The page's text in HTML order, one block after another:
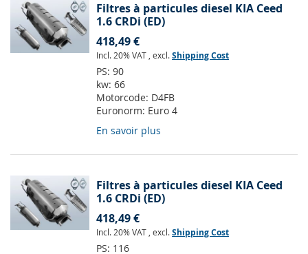
Filtres à particules diesel KIA Ceed
1.6 CRDi (ED)
418,49 €
Incl. 20% VAT , excl.Shipping Cost
PS: 90
kw: 66
Motorcode: D4FB
Euronorm: Euro 4
En savoir plus
Filtres à particules diesel KIA Ceed
1.6 CRDi (ED)
418,49 €
Incl. 20% VAT , excl.Shipping Cost
PS: 116